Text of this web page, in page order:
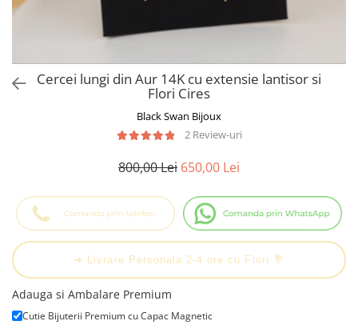
Cadouri pentru Absolvire
Profesoare
Cadouri Cupluri
Cercei din aur
Bijuterii Profesii
Bijuterii Pasiuni & Hobby
Bijuterii Tematice Sport
Bijuterii cu mesaj Motivational
Bijuterii personalizate cu poza
Cercei lungi din Aur 14K cu extensie lantisor si
Flori Cires
Black Swan Bijoux
2 Review-uri
800,00 Lei 650,00 Lei
➔ Livrare Personala 2-4 ore cu Flori 💐
Adauga si Ambalare Premium
Cutie Bijuterii Premium cu Capac Magnetic